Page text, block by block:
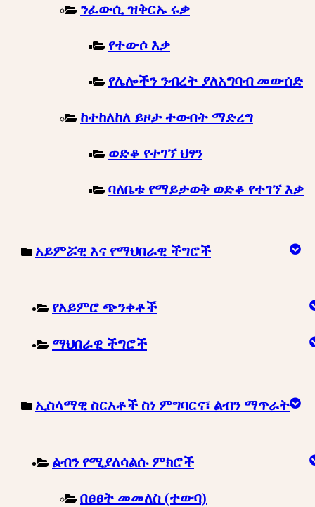
ንፈውሲ ዝቅርኡ ሩቃ
የተውሶ እቃ
የሌሎችን ንብረት ያለአግባብ መውሰድ
ከተከለከለ ይዞታ ተውበት ማድረግ
ወድቆ የተገኘ ህፃን
ባለቤቱ የማይታወቅ ወድቆ የተገኘ እቃ
አይምሯዊ እና የማህበራዊ ችግሮች
የአይምሮ ጭንቀቶች
ማህበራዊ ችግሮች
ኢስላማዊ ስርአቶች ስነ ምግባርና፣ ልብን ማጥራት
ልብን የሚያለሳልሱ ምክሮች
በፀፀት መመለስ (ተውባ)